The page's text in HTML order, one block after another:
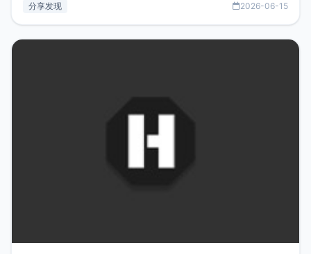
用，让管理更高效。ZMark官网地址：
分享发现 2026-06-15